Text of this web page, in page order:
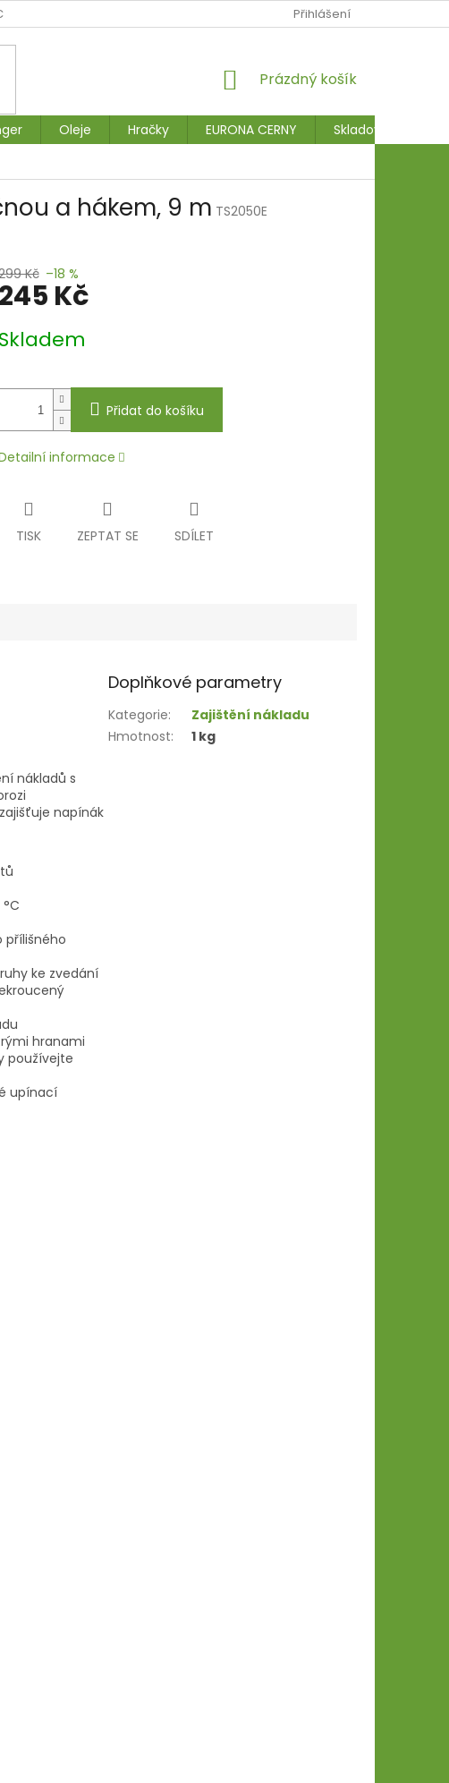
Přihlášení
NÁKUPNÍ
Prázdný košík
Oleje Hračky EURONA CERNY
Skladové stroje
a hákem, 9 m TS2050E
Kč –18 %
245 Kč
cena:
Skladem
Přidat do košíku
informace
TISK ZEPTAT SE SDÍLET
nákladů s
napínák
přílišného
ke zvedání
hranami
používejte
upínací
Doplňkové parametry
Kategorie:
Zajištění nákladu
Hmotnost: 1 kg